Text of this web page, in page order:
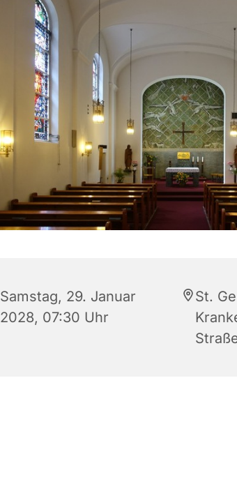
Samstag, 29. Januar
2028, 07:30 Uhr
St.